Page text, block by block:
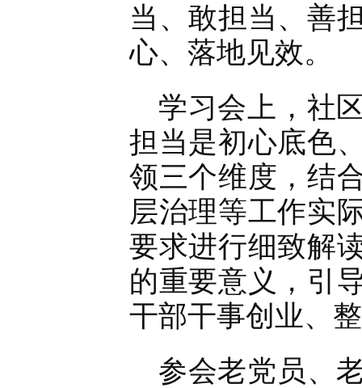
当、敢担当、善
心、落地见效。
学习会上，社
担当是初心底色
领三个维度，结
层治理等工作实
要求进行细致解
的重要意义，引
干部干事创业、
参会老党员、